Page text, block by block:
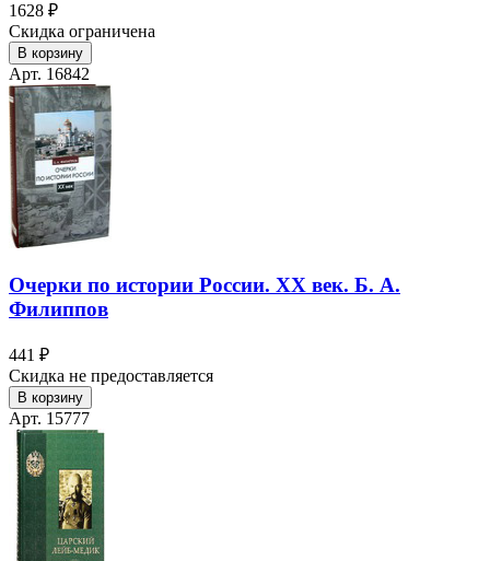
1628 ₽
Скидка ограничена
В корзину
Арт. 16842
Очерки по истории России. ХХ век. Б. А.
Филиппов
441 ₽
Скидка не предоставляется
В корзину
Арт. 15777